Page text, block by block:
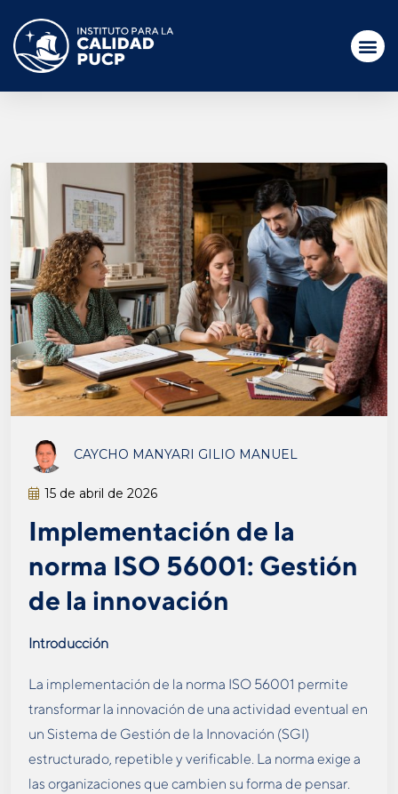
CAYCHO MANYARI GILIO MANUEL
15 de abril de 2026
Implementación de la
norma ISO 56001: Gestión
de la innovación
Introducción
La implementación de la norma ISO 56001 permite
transformar la innovación de una actividad eventual en
un Sistema de Gestión de la Innovación (SGI)
estructurado, repetible y verificable. La norma exige a
las organizaciones que cambien su forma de pensar.